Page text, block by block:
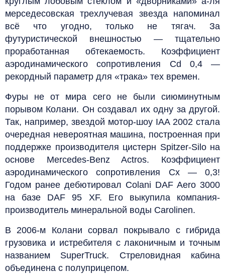
мерседесовская трехлучевая звезда напоминал
всё что угодно, только не тягач. За
футуристической внешностью — тщательно
проработанная обтекаемость. Коэффициент
аэродинамического сопротивления Cd 0,4 —
рекордный параметр для «трака» тех времен.
Фуры не от мира сего не были сиюминутным
порывом Колани. Он создавал их одну за другой.
Так, например, звездой мотор-шоу IAA 2002 стала
очередная невероятная машина, построенная при
поддержке производителя цистерн Spitzer-Silo на
основе Mercedes-Benz Actros. Коэффициент
аэродинамического сопротивления Cx — 0,3!
Годом ранее дебютировал Colani DAF Aero 3000
на базе DAF 95 XF. Его выкупила компания-
производитель минеральной воды Carolinen.
В 2006-м Колани сорвал покрывало с гибрида
грузовика и истребителя с лаконичным и точным
названием SuperTruck. Стреловидная кабина
объединена с полуприцепом.